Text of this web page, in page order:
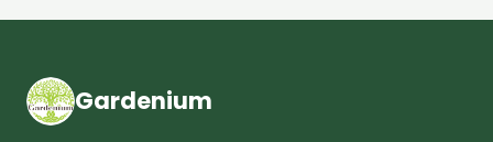
Gardenium